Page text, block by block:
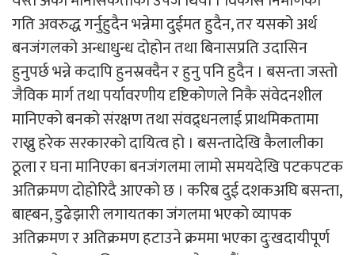
गति अवरुद्ध गर्नुहुदैन भन्नेमा दुईमत हुदैन, तर यसको अर्थ
बनजंगलको अन्धाधुन्ध दोहोन तथा बिनासप्रति उदासिन
हुनुपर्छ भन्ने कदापि हुनस्रक्दैन र हुनु पनि हुदैन । बसन्ता जस्तो
जैविक मार्ग तथा पर्यावरणीय दृष्टिकोणले निकै संवेदनशील
मानिएको बनको संरक्षण तथा संवद्र्धनलाई प्राथमिकतामा
राख्नु हरेक सरकारको दायित्व हो । बसन्तादेखि कैलालीका
ठूला र घना मानिएका बनजंगलमा लामो समयदेखि पटकपटक
अतिक्रमण दोहोरिदै आएको छ । करिब दुई दशकअघि बसन्ता,
बाह्बन, डुढेझारी लगायतका जंगलमा भएको व्यापक
अतिक्रमण र अतिक्रमण हटाउने क्रममा भएका दुःखदायीपूर्ण